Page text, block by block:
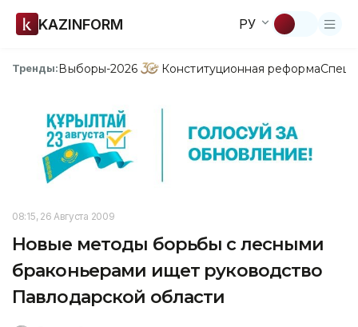
KAZINFORM РУ
Тренды:Выборы-2026 Конституционная реформа
08:15, 26 Августа 2009
Новые методы борьбы с лесными
браконьерами ищет руководство
Павлодарской области